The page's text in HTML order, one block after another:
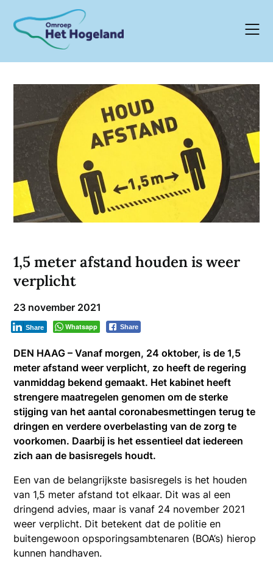
content
1,5 meter afstand houden is weer
verplicht
23 november 2021
Whatsapp Share
Share
DEN HAAG – Vanaf morgen, 24 oktober, is de 1,5
meter afstand weer verplicht, zo heeft de regering
vanmiddag bekend gemaakt. Het kabinet heeft
strengere maatregelen genomen om de sterke
stijging van het aantal coronabesmettingen terug te
dringen en verdere overbelasting van de zorg te
voorkomen. Daarbij is het essentieel dat iedereen
zich aan de basisregels houdt.
Een van de belangrijkste basisregels is het houden
van 1,5 meter afstand tot elkaar. Dit was al een
dringend advies, maar is vanaf 24 november 2021
weer verplicht. Dit betekent dat de politie en
buitengewoon opsporingsambtenaren (BOA’s) hierop
kunnen handhaven.